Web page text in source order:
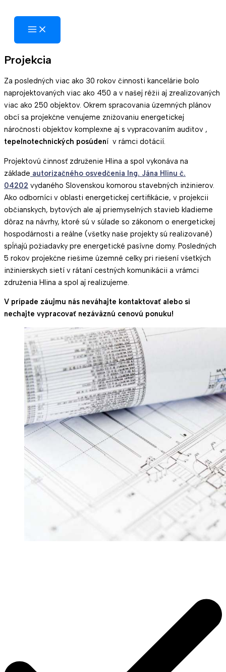
Projekcia
Za posledných viac ako 30 rokov činnosti kancelárie bolo
naprojektovaných viac ako 450 a v našej réžii aj zrealizovaných
viac ako 250 objektov. Okrem spracovania územných plánov
obcí sa projekčne venujeme znižovaniu energetickej
náročnosti objektov komplexne aj s vypracovaním auditov ,
tepelnotechnických posúdení v rámci dotácií.
Projektovú činnosť združenie Hlina a spol vykonáva na
základe autorizačného osvedčenia Ing. Jána Hlinu č.
04202 vydaného Slovenskou komorou stavebných inžinierov.
Ako odborníci v oblasti energetickej certifikácie, v projekcii
občianskych, bytových ale aj priemyselných stavieb kladieme
dôraz na návrhy, ktoré sú v súlade so zákonom o energetickej
hospodárnosti a reálne (všetky naše projekty sú realizované)
spĺňajú požiadavky pre energetické pasívne domy. Posledných
5 rokov projekčne riešime územné celky pri riešení všetkých
inžinierskych sietí v rátaní cestných komunikácii a vrámci
združenia Hlina a spol aj realizujeme.
V prípade záujmu nás neváhajte kontaktovať alebo si
nechajte vypracovať nezáväznú cenovú ponuku!